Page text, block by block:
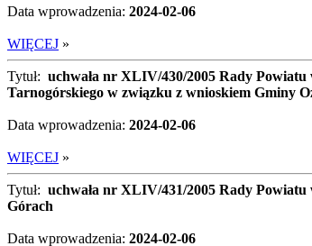
Data wprowadzenia: 2024-02-06
WIĘCEJ »
Tytuł: uchwała nr XLIV/430/2005 Rady
Tarnogórskiego w związku z wnioskiem Gminy
Data wprowadzenia: 2024-02-06
WIĘCEJ »
Tytuł: uchwała nr XLIV/431/2005 Rady
Górach
Data wprowadzenia: 2024-02-06